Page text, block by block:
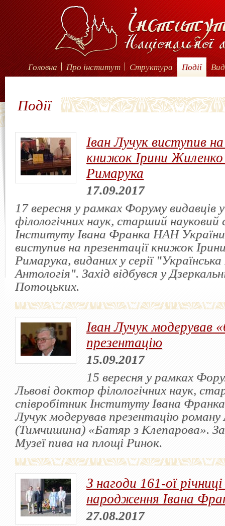
Головна Про інститут Структура Події
Події
Іван Лучук виступив
книжок Ірини Жиленко
Римарука
17.09.2017
17 вересня у рамках Форуму видавців
філологічних наук, старший науковий
Інституту Івана Франка НАН України
виступив на презентації книжок
Римарука, виданих у серії
Антологія". Захід відбувся у
Потоцьких.
Іван Лучук модерував
презентацію
15.09.2017
15 вересня у рамках
Львові доктор філологічних наук,
співробітник Інституту Івана
Лучук модерував презентацію роману
(Тимчишина) «Батяр з Клепарова».
Музеї пива на площі Ринок.
З нагоди 161-ої
народження Івана
27.08.2017